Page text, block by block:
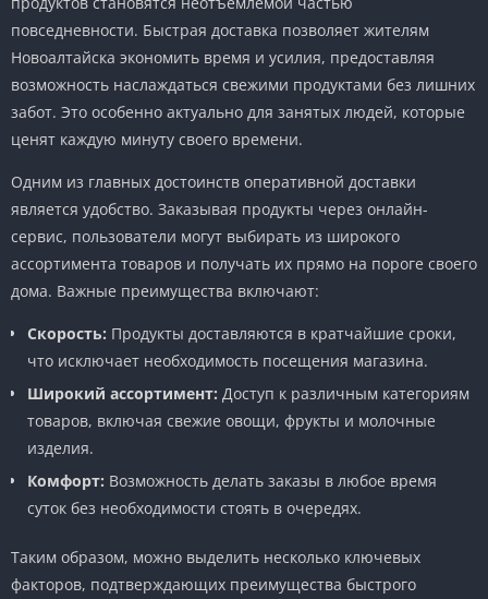
повседневности. Быстрая доставка позволяет жителям
Новоалтайска экономить время и усилия, предоставляя
возможность наслаждаться свежими продуктами без лишних
забот. Это особенно актуально для занятых людей, которые
ценят каждую минуту своего времени.
Одним из главных достоинств оперативной доставки
является удобство. Заказывая продукты через онлайн-
сервис, пользователи могут выбирать из широкого
ассортимента товаров и получать их прямо на пороге своего
дома. Важные преимущества включают:
Скорость: Продукты доставляются в кратчайшие сроки,
что исключает необходимость посещения магазина.
Широкий ассортимент: Доступ к различным категориям
товаров, включая свежие овощи, фрукты и молочные
изделия.
Комфорт: Возможность делать заказы в любое время
суток без необходимости стоять в очередях.
Таким образом, можно выделить несколько ключевых
факторов, подтверждающих преимущества быстрого